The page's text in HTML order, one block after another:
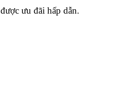
ưu đãi hấp dẫn.